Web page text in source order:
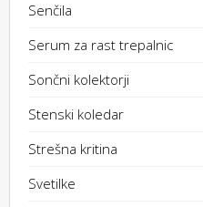
Senčila
Serum za rast trepalnic
Sončni kolektorji
Stenski koledar
Strešna kritina
Svetilke